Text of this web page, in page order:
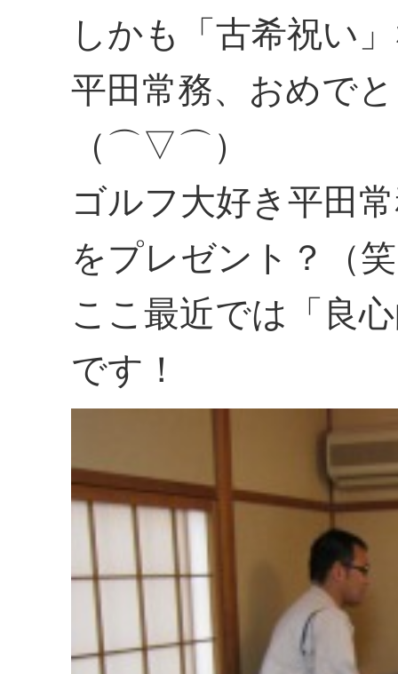
しかも「古希祝い
平田常務、おめで
（⌒▽⌒）
ゴルフ大好き平田
をプレゼント？（
ここ最近では「良
です！